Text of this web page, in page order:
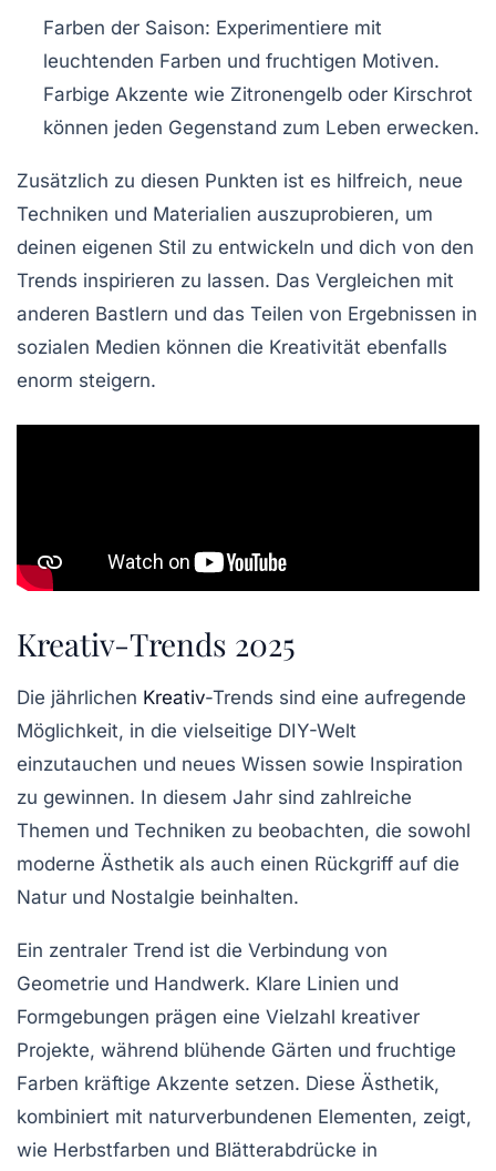
Farben der Saison: Experimentiere mit
leuchtenden Farben und fruchtigen Motiven.
Farbige Akzente wie Zitronengelb oder Kirschrot
können jeden Gegenstand zum Leben erwecken.
Zusätzlich zu diesen Punkten ist es hilfreich, neue
Techniken und Materialien auszuprobieren, um
deinen eigenen Stil zu entwickeln und dich von den
Trends inspirieren zu lassen. Das Vergleichen mit
anderen Bastlern und das Teilen von Ergebnissen in
sozialen Medien können die Kreativität ebenfalls
enorm steigern.
Kreativ-Trends 2025
Die jährlichen Kreativ-Trends sind eine aufregende
Möglichkeit, in die vielseitige DIY-Welt
einzutauchen und neues Wissen sowie Inspiration
zu gewinnen. In diesem Jahr sind zahlreiche
Themen und Techniken zu beobachten, die sowohl
moderne Ästhetik als auch einen Rückgriff auf die
Natur und Nostalgie beinhalten.
Ein zentraler Trend ist die Verbindung von
Geometrie und Handwerk. Klare Linien und
Formgebungen prägen eine Vielzahl kreativer
Projekte, während blühende Gärten und fruchtige
Farben kräftige Akzente setzen. Diese Ästhetik,
kombiniert mit naturverbundenen Elementen, zeigt,
wie Herbstfarben und Blätterabdrücke in